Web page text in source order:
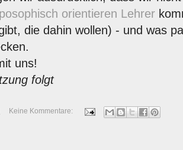
orientieren Lehrer
die dahin wollen) - und was
uns!
folgt
Keine Kommentare: